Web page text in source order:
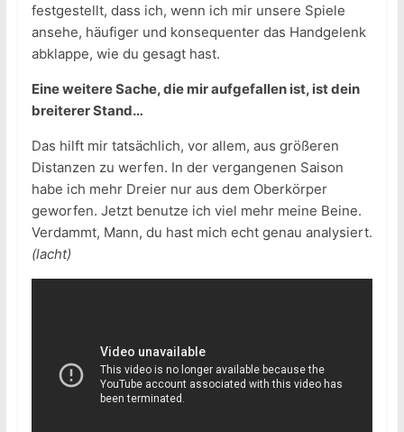
festgestellt, dass ich, wenn ich mir unsere Spiele
ansehe, häufiger und konsequenter das Handgelenk
abklappe, wie du gesagt hast.
Eine weitere Sache, die mir aufgefallen ist, ist dein
breiterer Stand…
Das hilft mir tatsächlich, vor allem, aus größeren
Distanzen zu werfen. In der vergangenen Saison
habe ich mehr Dreier nur aus dem Oberkörper
geworfen. Jetzt benutze ich viel mehr meine Beine.
Verdammt, Mann, du hast mich echt genau analysiert.
(lacht)